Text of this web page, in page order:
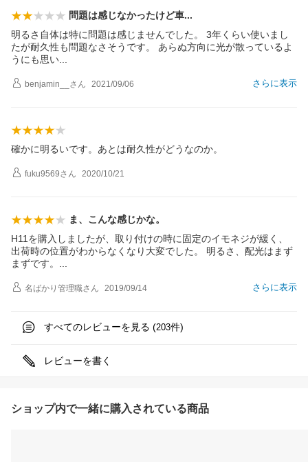
問題は感じなかったけど車
明るさ自体は特に問題は感じませんでした。 3年くらい使いまし
たが耐久性も問題なさそうです。 あらぬ方向に光が散っているよ
うにも思い
さらに表示
benjamin__ さん 2021/09/06
確かに明るいです。あとは耐久性がどうなのか。
fuku9569さん 2020/10/21
ま、こんな感じかな。
H11を購入しましたが、取り付けの時に固定のイモネジが緩く、
出荷時の位置がわからなくなり大変でした。 明るさ、配光はまず
まずです。
さらに表示
名ばかり管理職さん 2019/09/14
すべてのレビューを見る (203件)
レビューを書く
ショップ内で一緒に購入されている商品